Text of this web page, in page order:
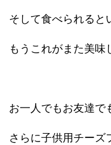
そして食べられると
もうこれがまた美味
お一人でもお友達で
さらに子供用チーズ